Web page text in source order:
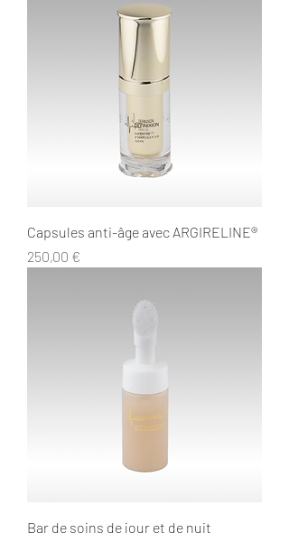
Capsules anti-âge avec ARGIRELINE®
Prix
250,00 €
Bar de soins de jour et de nuit